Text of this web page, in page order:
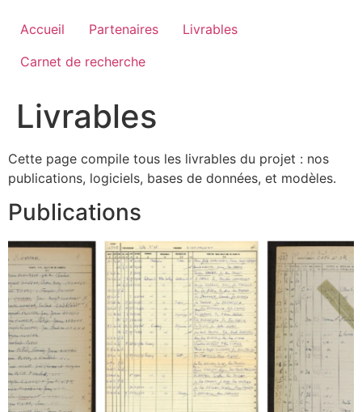
Accueil Partenaires
Livrables
Carnet de recherche
Livrables
Cette page compile tous les livrables du projet : nos
publications, logiciels, bases de données, et modèles.
Publications